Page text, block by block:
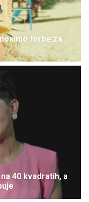
torbe za
40 kvadratih, a